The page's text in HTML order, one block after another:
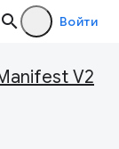
Войти
V2